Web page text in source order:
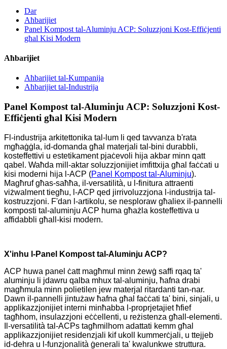
Dar
Aħbarijiet
Panel Kompost tal-Aluminju ACP: Soluzzjoni Kost-Effiċjenti
għal Kisi Modern
Aħbarijiet
Aħbarijiet tal-Kumpanija
Aħbarijiet tal-Industrija
Panel Kompost tal-Aluminju ACP: Soluzzjoni Kost-
Effiċjenti għal Kisi Modern
Fl-industrija arkitettonika tal-lum li qed tavvanza b'rata
mgħaġġla, id-domanda għal materjali tal-bini durabbli,
kosteffettivi u estetikament pjaċevoli hija akbar minn qatt
qabel. Waħda mill-aktar soluzzjonijiet imfittxija għal faċċati u
kisi moderni hija l-ACP (Panel Kompost tal-Aluminju).
Magħruf għas-saħħa, il-versatilità, u l-finitura attraenti
viżwalment tiegħu, l-ACP qed jirrivoluzzjona l-industrija tal-
kostruzzjoni. F'dan l-artikolu, se nesploraw għaliex il-pannelli
komposti tal-aluminju ACP huma għażla kosteffettiva u
affidabbli għall-kisi modern.
X'inhu l-Panel Kompost tal-Aluminju ACP?
ACP huwa panel ċatt magħmul minn żewġ saffi rqaq ta'
aluminju li jdawru qalba mhux tal-aluminju, ħafna drabi
magħmula minn polietilen jew materjal ritardanti tan-nar.
Dawn il-pannelli jintużaw ħafna għal faċċati ta' bini, sinjali, u
applikazzjonijiet interni minħabba l-proprjetajiet ħfief
tagħhom, insulazzjoni eċċellenti, u reżistenza għall-elementi.
Il-versatilità tal-ACPs tagħmilhom adattati kemm għal
applikazzjonijiet residenzjali kif ukoll kummerċjali, u ttejjeb
id-dehra u l-funzjonalità ġenerali ta' kwalunkwe struttura.